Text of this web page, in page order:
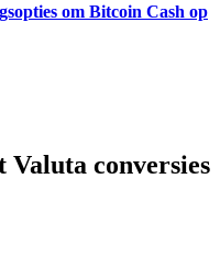
om Bitcoin Cash op
conversies